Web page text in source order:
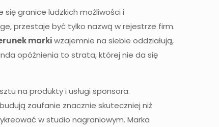
granice ludzkich możliwości i
przestaje być tylko nazwą w rejestrze firm.
markiwzajemnie na siebie oddziałują,
opóźnienia to strata, której nie da się
na produkty i usługi sponsora.
zaufanie znacznie skuteczniej niż
w studio nagraniowym. Marka